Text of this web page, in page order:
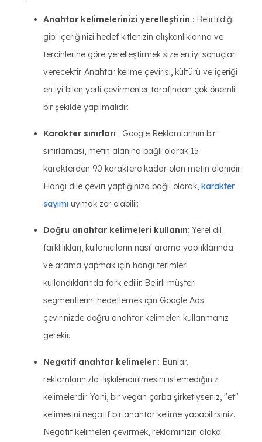
Anahtar kelimelerinizi yerelleştirin : Belirtildiği
gibi içeriğinizi hedef kitlenizin alışkanlıklarına ve
tercihlerine göre yerelleştirmek size en iyi sonuçları
verecektir. Anahtar kelime çevirisi, kültürü ve içeriği
en iyi bilen yerli çevirmenler tarafından çok önemli
bir şekilde yapılmalıdır.
Karakter sınırları : Google Reklamlarının bir
sınırlaması, metin alanına bağlı olarak 15
karakterden 90 karaktere kadar olan metin alanıdır.
Hangi dile çeviri yaptığınıza bağlı olarak, karakter
sayımı uymak zor olabilir.
Doğru anahtar kelimeleri kullanın: Yerel dil
farklılıkları, kullanıcıların nasıl arama yaptıklarında
ve arama yapmak için hangi terimleri
kullandıklarında fark edilir. Belirli müşteri
segmentlerini hedeflemek için Google Ads
çevirinizde doğru anahtar kelimeleri kullanmanız
gerekir.
Negatif anahtar kelimeler : Bunlar,
reklamlarınızla ilişkilendirilmesini istemediğiniz
kelimelerdir. Yani, bir vegan çorba şirketiyseniz, "et"
kelimesini negatif bir anahtar kelime yapabilirsiniz.
Negatif kelimeleri çevirmek, reklamınızın alaka